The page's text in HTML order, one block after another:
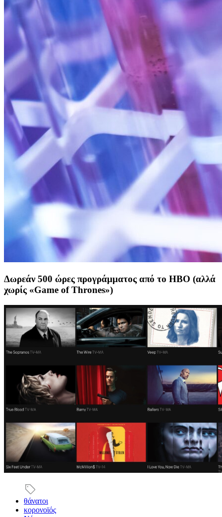
Δωρεάν 500 ώρες προγράμματος από το HBO (αλλά
χωρίς «Game of Thrones»)
θάνατοι
κορονοϊός